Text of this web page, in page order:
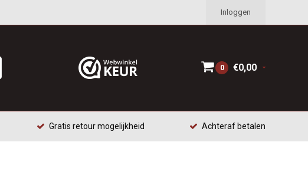
Inloggen
0 €0,00
Gratis retour mogelijkheid Achteraf betalen